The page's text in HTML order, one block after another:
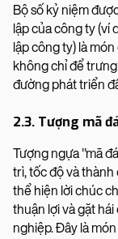
Bộ số kỷ niệm
lập của công ty (ví
lập công ty) là
không chỉ để
đường phát triển
2.3. Tượng mã
Tượng ngựa "mã
trì, tốc độ và
thể hiện lời chúc
thuận lợi và gặt
nghiệp. Đây là